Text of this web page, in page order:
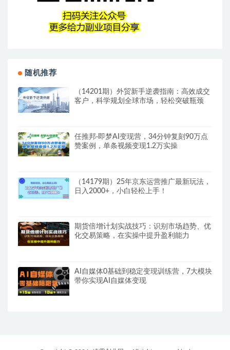
随机推荐
（14201期）外贸新手逆袭指南：高效成交
客户，科学规划全球市场，轻松突破瓶颈
任推邦·即梦AI变现营，34分钟复刻90万点
赞案例，单条视频变现1.2万实操
（14179期）25年京东运营推广最新玩法，
日入2000+，小白轻松上手！
期货倍增计划实战技巧：识别市场趋势、优
化交易策略，在实操中提升盈利能力
AI自媒体0基础到稳定变现训练营，7大模块
带你实现AI自媒体变现